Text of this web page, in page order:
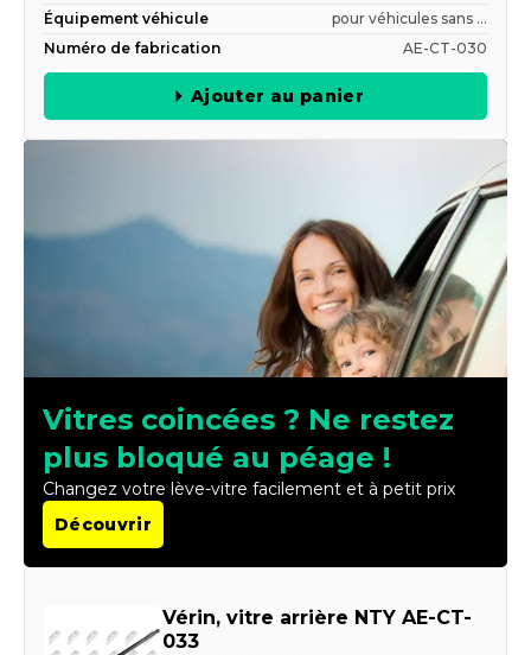
Équipement véhicule
pour véhicules sans ...
Numéro de fabrication
AE-CT-030
Ajouter au panier
Vitres coincées ? Ne restez
plus bloqué au péage !
Changez votre lève-vitre facilement et à petit prix
Découvrir
Vérin, vitre arrière NTY AE-CT-
033